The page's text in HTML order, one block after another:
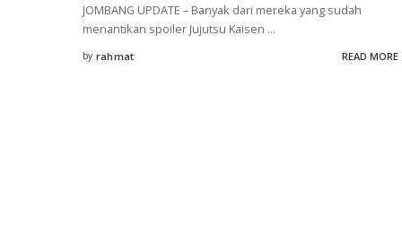
JOMBANG UPDATE – Banyak dari mereka yang sudah
menantikan spoiler Jujutsu Kaisen ...
Posted
by rahmat READ MORE